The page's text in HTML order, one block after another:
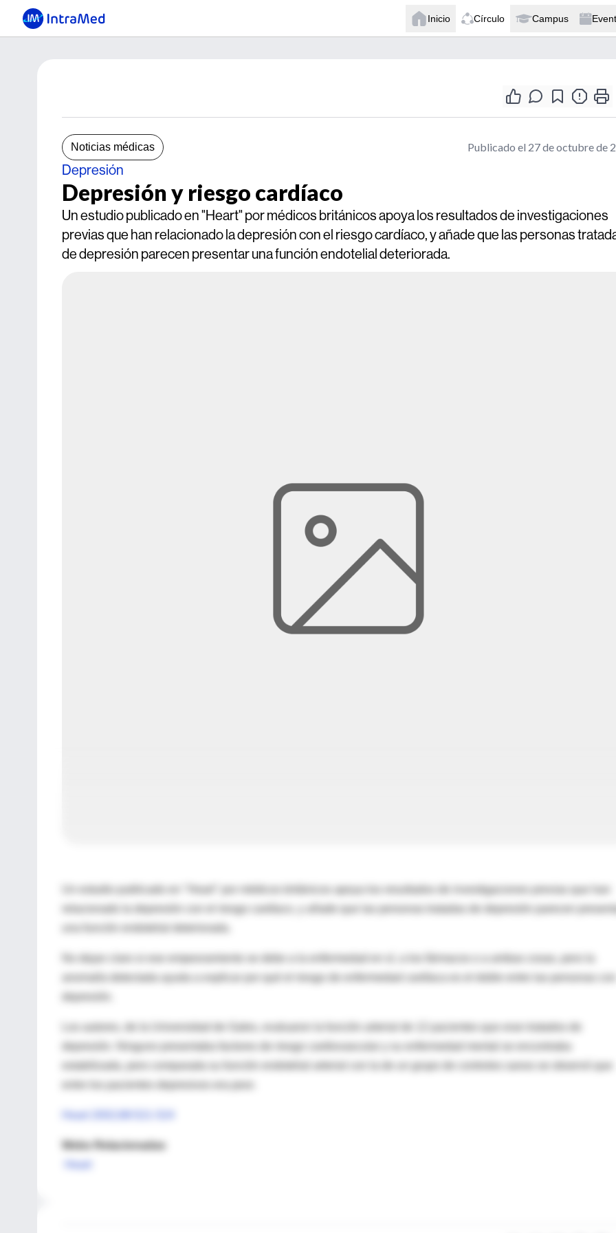
Inicio Círculo Campus
Noticias médicas Publicado el 27 de octubre de
Depresión
Depresión y riesgo cardíaco
Un estudio publicado en "Heart" por médicos británicos apoya los resultados de investigaciones
previas que han relacionado la depresión con el riesgo cardíaco, y añade que las personas
de depresión parecen presentar una función endotelial deteriorada.
Un estudio publicado en "Heart" por médicos británicos apoya los resultados de investigaciones previas que han
relacionado la depresión con el riesgo cardíaco, y añade que las personas tratadas de depresión parecen
No dejan claro si ese empeoramiento se debe a la enfermedad en sí, a los fármacos o a ambas cosas, pero la
anomalía detectada ayuda a explicar por qué el riesgo de enfermedad cardíaca es el doble entre las personas con
depresión. Ninguno presentaba factores de riesgo cardiovascular y su enfermedad mental se encontraba
estabilizada, pero comparada su función endotelial arterial con la de un grupo de controles sanos se observó que
Webs Relacionadas